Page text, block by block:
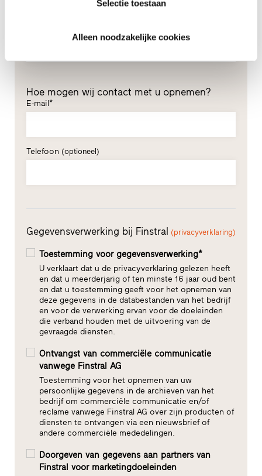
Selectie toestaan
Alleen noodzakelijke cookies
Hoe mogen wij contact met u opnemen?
E-mail*
Telefoon (optioneel)
Gegevensverwerking bij Finstral (privacyverklaring)
Toestemming voor gegevensverwerking*
U verklaart dat u de privacyverklaring gelezen heeft
en dat u meerderjarig of ten minste 16 jaar oud bent
en dat u toestemming geeft voor het opnemen van
deze gegevens in de databestanden van het bedrijf
en voor de verwerking ervan voor de doeleinden
die verband houden met de uitvoering van de
gevraagde diensten.
Ontvangst van commerciële communicatie
vanwege Finstral AG
Toestemming voor het opnemen van uw
persoonlijke gegevens in de archieven van het
bedrijf om commerciële communicatie en/of
reclame vanwege Finstral AG over zijn producten of
diensten te ontvangen via een nieuwsbrief of
andere commerciële mededelingen.
Doorgeven van gegevens aan partners van
Finstral voor marketingdoeleinden